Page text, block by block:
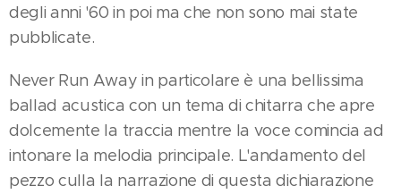
degli anni '60 in poi ma che non sono mai state
pubblicate.
Never Run Away in particolare è una bellissima
ballad acustica con un tema di chitarra che apre
dolcemente la traccia mentre la voce comincia ad
intonare la melodia principale. L'andamento del
pezzo culla la narrazione di questa dichiarazione